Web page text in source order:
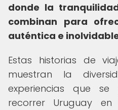
donde la
combinan para
auténtica e
Estas historias de
muestran la
experiencias que
recorrer Uruguay